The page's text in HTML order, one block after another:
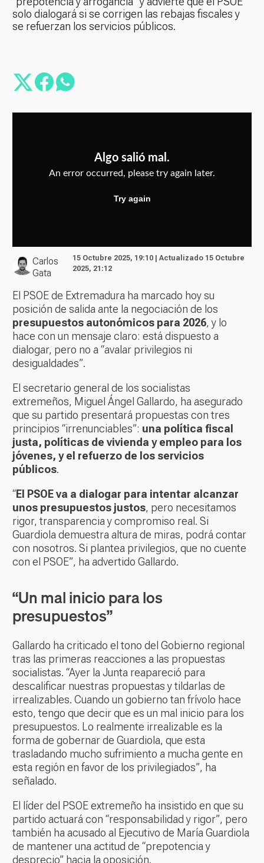
solo dialogará si se corrigen las rebajas fiscales y
se refuerzan los servicios públicos.
Carlos
Gata
15 Octubre 2025, 19:10 | Actualizado 15 Octubre
2025, 21:12
El PSOE de Extremadura ha marcado hoy su
posición de salida ante la negociación de los
presupuestos autonómicos para 2026, y lo
hace con un mensaje claro: está dispuesto a
dialogar, pero no a “avalar privilegios ni
desigualdades”.
El secretario general de los socialistas
extremeños, Miguel Ángel Gallardo, ha asegurado
que su partido presentará propuestas con tres
principios “irrenunciables”: una política fiscal
justa, políticas de vivienda y empleo para los
jóvenes, y el refuerzo de los servicios
públicos.
“El PSOE va a dialogar para intentar alcanzar
unos presupuestos justos, pero necesitamos
rigor, transparencia y compromiso real. Si
Guardiola demuestra altura de miras, podrá contar
con nosotros. Si plantea privilegios, que no cuente
con el PSOE”, ha advertido Gallardo.
“Un mal inicio para los
presupuestos”
Gallardo ha criticado el tono del Gobierno regional
tras las primeras reacciones a las propuestas
socialistas. “Ayer la Junta reapareció para
descalificar nuestras propuestas y tildarlas de
irrealizables. Cuando un gobierno tan frívolo hace
esto, tengo que decir que es un mal inicio para los
presupuestos. Lo realmente irrealizable es la
forma de gobernar de Guardiola, que esta
trasladando mucho sufrimiento a mucha gente en
esta región en favor de los privilegiados”, ha
señalado.
El líder del PSOE extremeño ha insistido en que su
partido actuará con “responsabilidad y rigor”, pero
también ha acusado al Ejecutivo de María Guardiola
de mantener una actitud de “prepotencia y
desprecio” hacia la oposición.